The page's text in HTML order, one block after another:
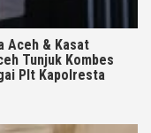
Aceh & Kasat
Tunjuk Kombes
Plt Kapolresta